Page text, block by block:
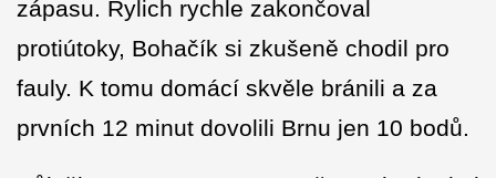
zápasu. Rylich rychle zakončoval
protiútoky, Bohačík si zkušeně chodil pro
fauly. K tomu domácí skvěle bránili a za
prvních 12 minut dovolili Brnu jen 10 bodů.